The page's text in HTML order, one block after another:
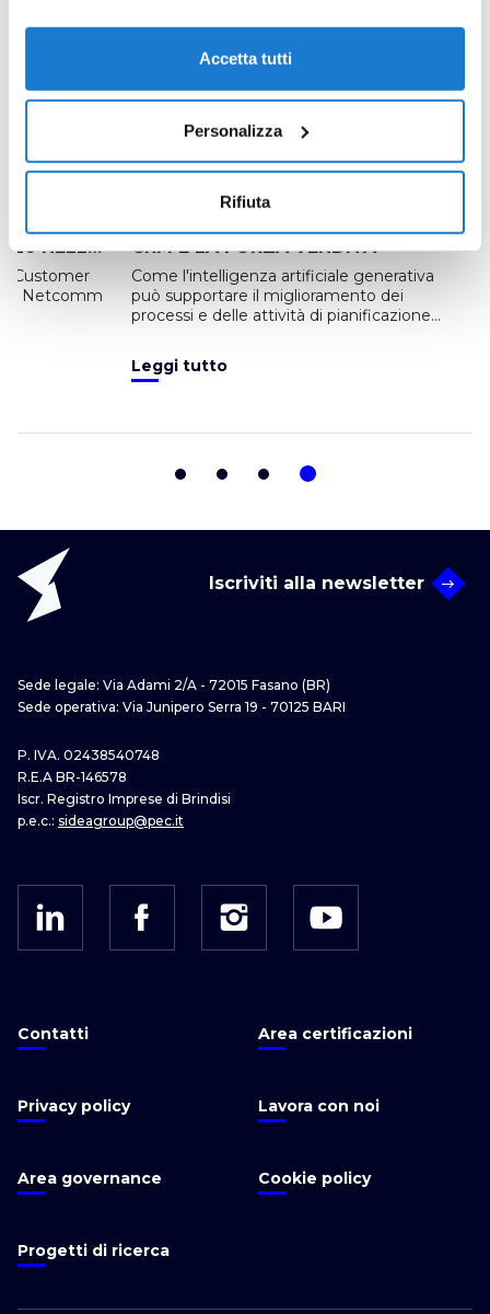
Accetta tutti
Personalizza
Rifiuta
NELLA
E
“Customer
al Netcomm
CRM E LA FORZA VENDITA
Come l'intelligenza artificiale generativa
può supportare il miglioramento dei
processi e delle attività di pianificazione
Leggi tutto
Iscriviti alla newsletter
Sede legale: Via Adami 2/A - 72015 Fasano (BR)
Sede operativa: Via Junipero Serra 19 - 70125 BARI
P. IVA. 02438540748
R.E.A BR-146578
Iscr. Registro Imprese di Brindisi
p.e.c.: sideagroup@pec.it
Contatti Area certificazioni
Privacy policy Lavora con noi
Area governance Cookie policy
Progetti di ricerca